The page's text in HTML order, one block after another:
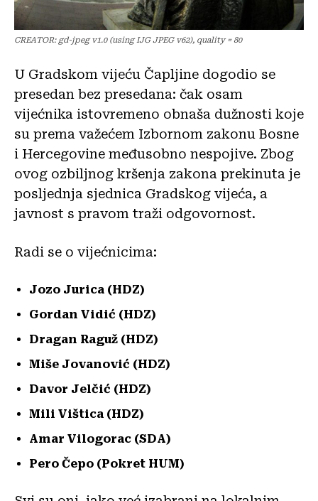
CREATOR: gd-jpeg v1.0 (using IJG JPEG v62), quality = 80
U Gradskom vijeću Čapljine dogodio se
presedan bez presedana: čak osam
vijećnika istovremeno obnaša dužnosti koje
su prema važećem Izbornom zakonu Bosne
i Hercegovine međusobno nespojive. Zbog
ovog ozbiljnog kršenja zakona prekinuta je
posljednja sjednica Gradskog vijeća, a
javnost s pravom traži odgovornost.
Radi se o vijećnicima:
Jozo Jurica (HDZ)
Gordan Vidić (HDZ)
Dragan Raguž (HDZ)
Miše Jovanović (HDZ)
Davor Jelčić (HDZ)
Mili Vištica (HDZ)
Amar Vilogorac (SDA)
Pero Čepo (Pokret HUM)